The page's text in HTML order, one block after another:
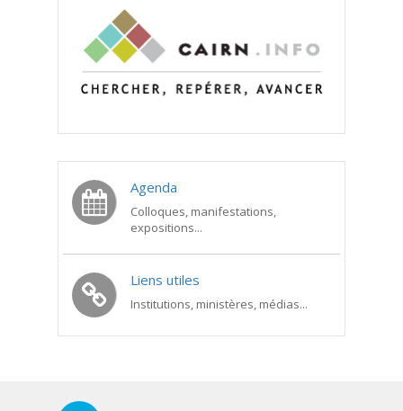
Agenda
Colloques, manifestations,
expositions...
Liens utiles
Institutions, ministères, médias...